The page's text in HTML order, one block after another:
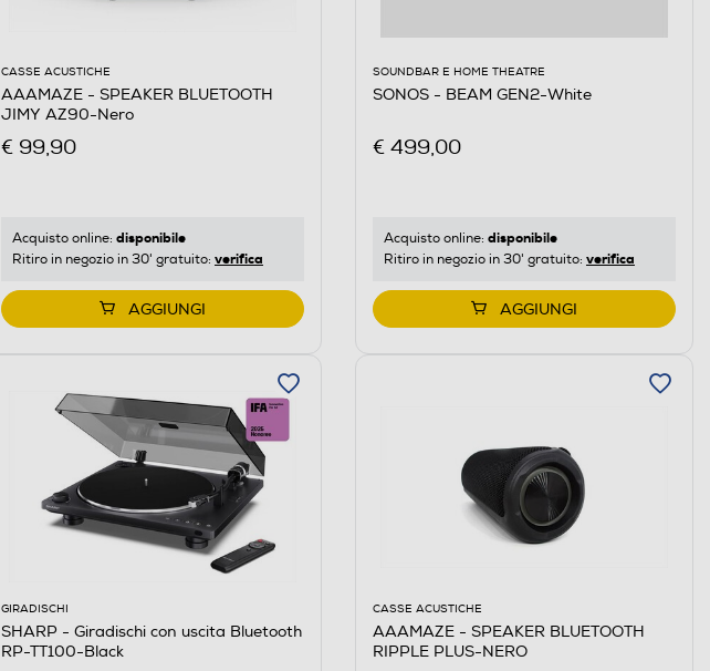
CASSE ACUSTICHE
AAAMAZE - SPEAKER BLUETOOTH
JIMY AZ90-Nero
€ 99,90
Acquisto online: disponibile
Ritiro in negozio in 30' gratuito: verifica
AGGIUNGI
SOUNDBAR E HOME THEATRE
SONOS - BEAM GEN2-White
€ 499,00
Acquisto online: disponibile
Ritiro in negozio in 30' gratuito: verifica
AGGIUNGI
GIRADISCHI
SHARP - Giradischi con uscita Bluetooth
RP-TT100-Black
CASSE ACUSTICHE
AAAMAZE - SPEAKER BLUETOOTH
RIPPLE PLUS-NERO